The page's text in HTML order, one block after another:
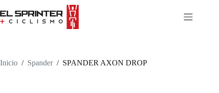
to
content
Inicio / Spander / SPANDER AXON DROP